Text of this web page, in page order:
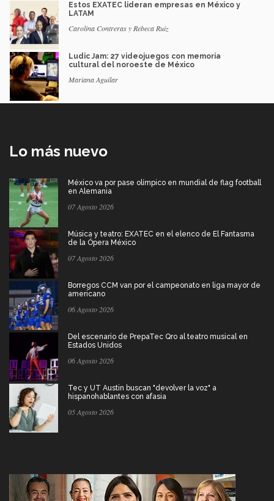
Estos EXATEC lideran empresas en México y
LATAM
Carolina Contreras y Rebeca Ruiz
Ludic Jam: 27 videojuegos con memoria
cultural del noroeste de México
Mariana Aguilar
Lo más nuevo
México va por pase olímpico en mundial de flag football
en Alemania
07 Agosto 2026
Música y teatro: EXATEC en el elenco de El Fantasma
de la Ópera México
07 Agosto 2026
Borregos CCM van por el campeonato en liga mayor de
americano
06 Agosto 2026
Del escenario de PrepaTec Qro al teatro musical en
Estados Unidos
06 Agosto 2026
Tec y UT Austin buscan "devolver la voz" a
hispanohablantes con afasia
05 Agosto 2026